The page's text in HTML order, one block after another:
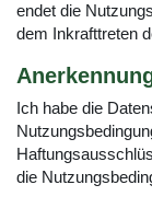
endet die
dem Inkrafttreten
Ich habe die
die